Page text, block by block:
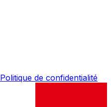
Politique de confidentialité